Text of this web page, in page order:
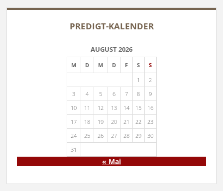
PREDIGT-KALENDER
AUGUST 2026
M D M D F S
S
1
2
3
4 5 6 7 8
9
10
11 12 13 14 15
16
17
18 19 20 21 22
23
24
25 26 27 28 29
30
31
« Mai